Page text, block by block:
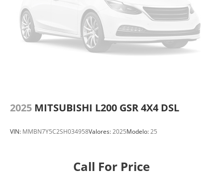
2025 MITSUBISHI L200 GSR 4X4 DSL
VIN: MMBN7Y5C2SH034958Valores:2025Modelo:25
Call For Price